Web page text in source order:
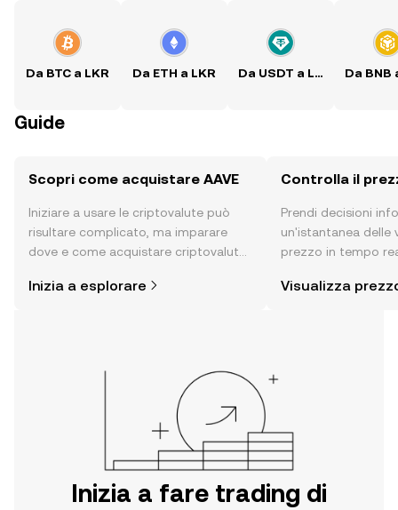
Da BTC a LKR Da ETH a LKR Da USDT a LKR Da BNB
Guide
Scopri come acquistare AAVE
Iniziare a usare le criptovalute può
risultare complicato, ma imparare
dove e come acquistare criptovalute
pensare. Inizia il tuo viaggio sull'app
Inizia a esplorare
Controlla il
Prendi decisioni
un'istantanea delle
prezzo in tempo
altro ancora.
Visualizza
Inizia a fare trading di